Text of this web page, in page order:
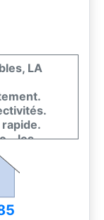
LA
- les